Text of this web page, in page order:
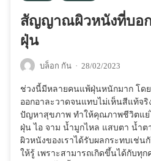
สัญญาณผิวหนังที่บอ
ฝุ่น
บล็อก กัน · 28/02/2023
ช่วงนี้มีหลายคนแพ้ฝุ่นหนักมาก โดย
ออกอาละวาดจนแทบไม่เห็นสีแท้จ
ปัญหาสุขภาพ ทำให้คุณภาพชีวิตแ
ฝุ่น ไอ จาม น้ำมูกไหล แสบตา น้ำต
ผิวหนังของเราได้รับผลกระทบเช่
ให้รู้ เพราะสามารถเกิดขึ้นได้กับทุก